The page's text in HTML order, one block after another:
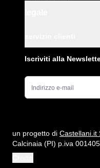
Iscriviti alla
Indirizzo e-mail
un progetto di Castellani.it
Calcinaia (PI) p.iva